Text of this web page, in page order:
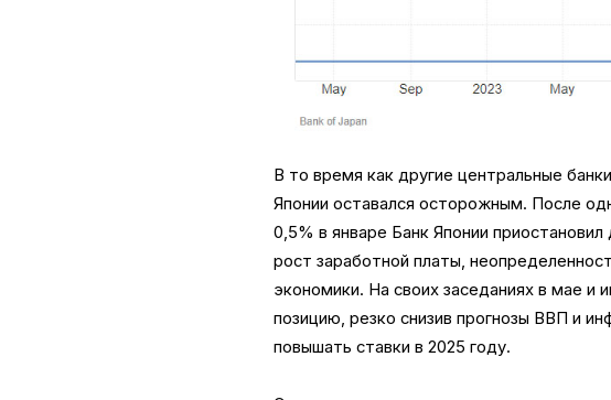
В то время как другие центральные
Японии оставался осторожным. После
0,5% в январе Банк Японии
рост заработной платы,
экономики. На своих заседаниях в мае
позицию, резко снизив прогнозы ВВП и
повышать ставки в 2025 году.